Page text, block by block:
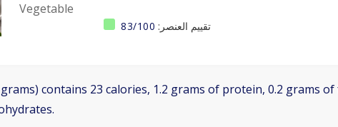
Vegetable
تقييم العنصر: 83/100
contains 23 calories, 1.2 grams of protein, 0.2 grams of